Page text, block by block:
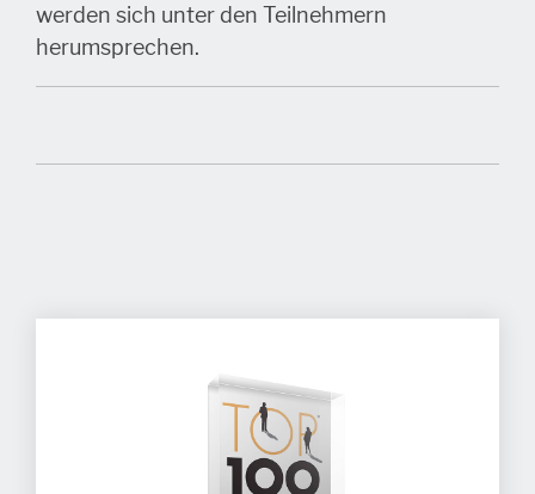
werden sich unter den Teilnehmern
herumsprechen.